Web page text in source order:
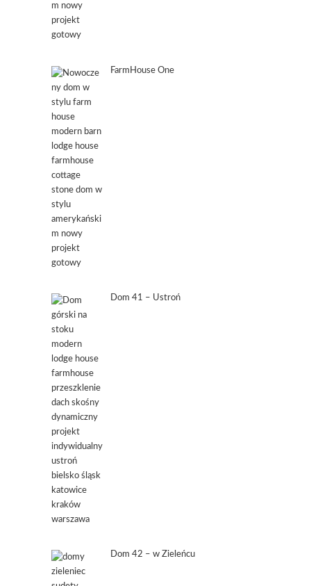
FarmHouse One
Dom 41 – Ustroń
Dom 42 – w Zieleńcu